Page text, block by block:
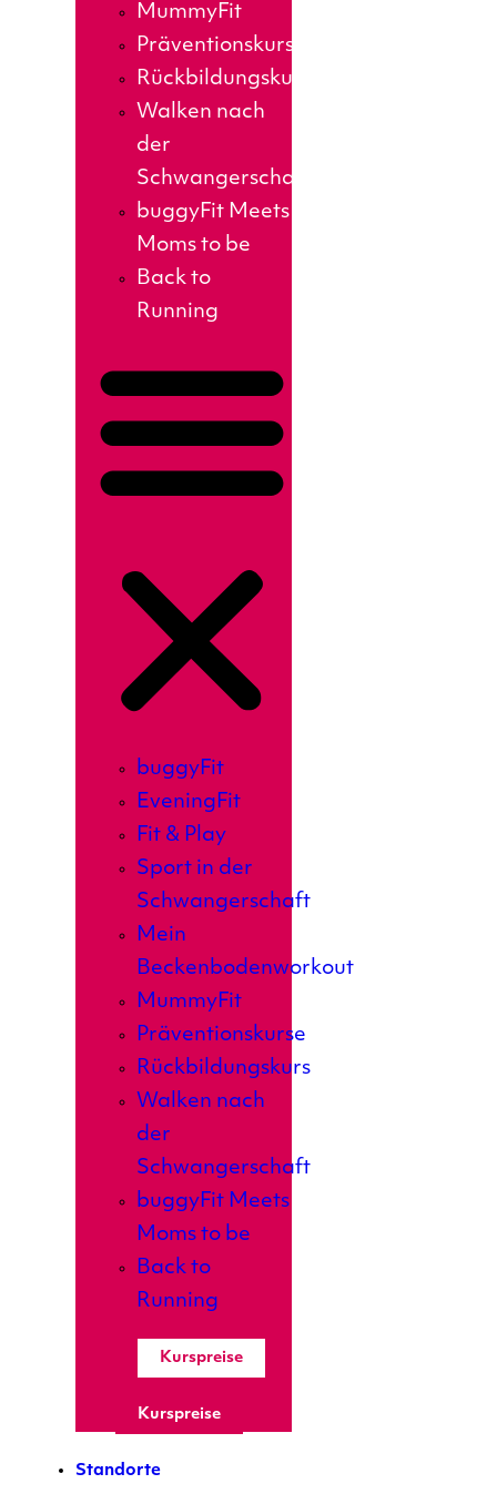
MummyFit
Präventionskurse
Rückbildungskurs
Walken nach
der
Schwangerschaft
buggyFit Meets
Moms to be
Back to
Running
buggyFit
EveningFit
Fit & Play
Sport in der
Schwangerschaft
Mein
Beckenbodenworkout
MummyFit
Präventionskurse
Rückbildungskurs
Walken nach
der
Schwangerschaft
buggyFit Meets
Moms to be
Back to
Running
Kurspreise
Kurspreise
Standorte